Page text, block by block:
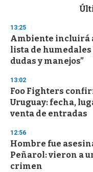
d
s
o
f
3
s
e
c
o
n
13:25
Ambiente incluirá
lista de
dudas y manejos”
13:02
Foo Fighters
Uruguay: fecha,
venta de entradas
12:56
Hombre fue
Peñarol: vieron a
crimen